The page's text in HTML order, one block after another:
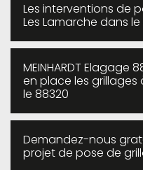
Les interventions de
Les Lamarche dans
MEINHARDT Elagage
en place les grillages
le 88320
Demandez-nous
projet de pose de